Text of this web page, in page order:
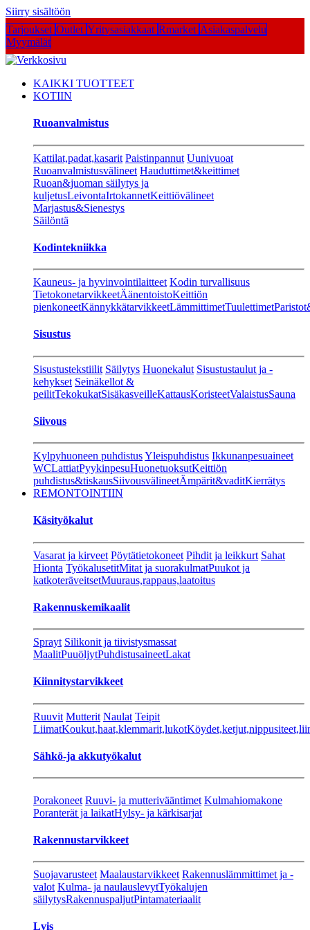
Siirry sisältöön
Tarjoukset Outlet Yritysasiakkaat Rmarket Asiakaspalvelu
Myymälät
KAIKKI TUOTTEET
KOTIIN
Ruoanvalmistus
Kattilat,padat,kasarit Paistinpannut Uunivuoat
Ruoanvalmistusvälineet Hauduttimet&keittimet
Ruoan&juoman säilytys ja
kuljetusLeivontaIrtokannetKeittiövälineet
Marjastus&Sienestys
Säilöntä
Kodintekniikka
Kauneus- ja hyvinvointilaitteet Kodin turvallisuus
TietokonetarvikkeetÄänentoistoKeittiön
pienkoneetKännykkätarvikkeetLämmittimetTuulettimet
Sisustus
Sisustustekstiilit Säilytys Huonekalut Sisustustaulut ja -
kehykset Seinäkellot &
peilitTekokukatSisäkasveilleKattausKoristeetValaistusSauna
Siivous
Kylpyhuoneen puhdistusYleispuhdistus Ikkunanpesuaineet
WCLattiatPyykinpesuHuonetuoksutKeittiön
puhdistus&tiskausSiivousvälineetÄmpärit&vaditKierrätys
REMONTOINTIIN
Käsityökalut
Vasarat ja kirveet Pöytätietokoneet Pihdit ja leikkurt Sahat
Hionta TyökalusetitMitat ja suorakulmatPuukot ja
katkoteräveitsetMuuraus,rappaus,laatoitus
Rakennuskemikaalit
Sprayt Silikonit ja tiivistysmassat
MaalitPuuöljytPuhdistusaineetLakat
Kiinnitystarvikkeet
Ruuvit Mutterit Naulat Teipit
LiimatKoukut,haat,klemmarit,lukot
Sähkö-ja akkutyökalut
Porakoneet Ruuvi- ja mutterivääntimet Kulmahiomakone
Poranterät ja laikatHylsy- ja kärkisarjat
Rakennustarvikkeet
Suojavarusteet Maalaustarvikkeet Rakennuslämmittimet ja -
valot Kulma- ja naulauslevytTyökalujen
säilytysRakennuspaljutPintamateriaalit
Lvis